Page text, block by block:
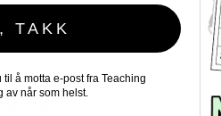
TAKK
å motta e-post fra Teaching
av når som helst.